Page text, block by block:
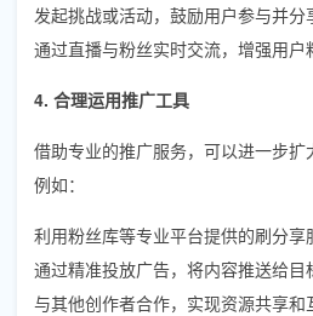
发起挑战或活动，鼓励用户参与并分
通过直播与粉丝实时交流，增强用户
4. 合理运用推广工具
借助专业的推广服务，可以进一步扩
例如：
利用粉丝库等专业平台提供的刷分享
通过精准投放广告，将内容推送给目
与其他创作者合作，实现资源共享和